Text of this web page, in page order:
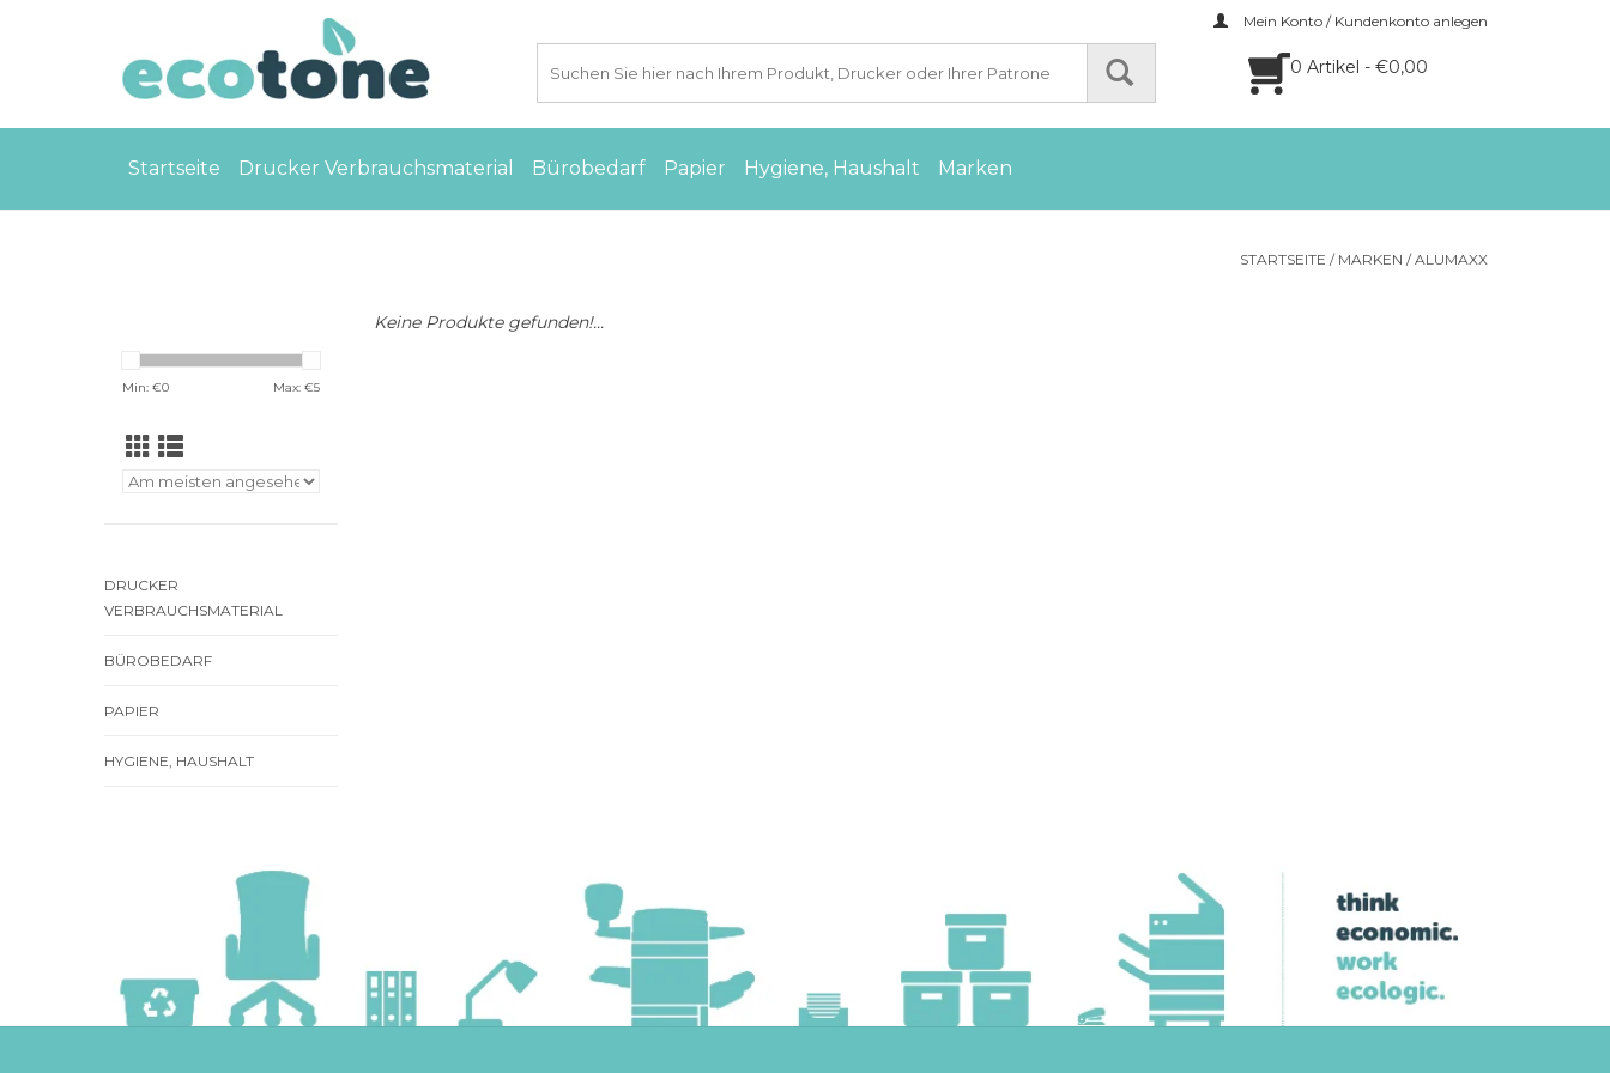
Mein Konto / Kundenkonto anlegen
0 Artikel - €0,00
Startseite Drucker Verbrauchsmaterial Bürobedarf Papier Hygiene, Haushalt Marken
STARTSEITE / MARKEN /ALUMAXX
Min: €0 Max: €5
DRUCKER
VERBRAUCHSMATERIAL
BÜROBEDARF
PAPIER
HYGIENE, HAUSHALT
Keine Produkte gefunden!...